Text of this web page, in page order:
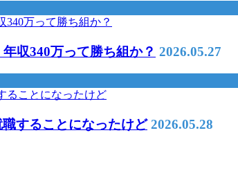
収340万って勝ち組か？ 2026.05.27
することになったけど 2026.05.28